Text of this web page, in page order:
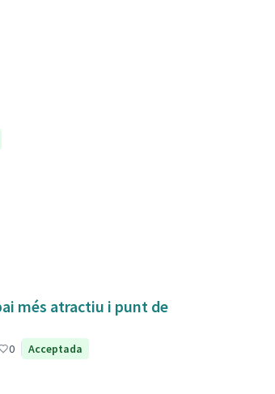
més atractiu i punt de
0 Acceptada